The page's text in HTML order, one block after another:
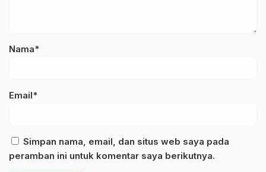
Nama*
Email*
Simpan nama, email, dan situs web saya pada
peramban ini untuk komentar saya berikutnya.